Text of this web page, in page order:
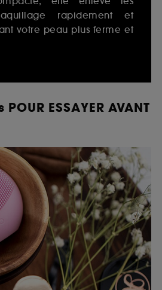
rapidement et
votre peau plus ferme et
ESSAYER AVANT